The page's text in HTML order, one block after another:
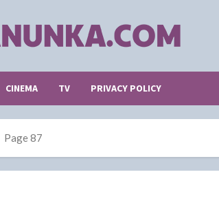
CINEMA TV PRIVACY POLICY
Page 87